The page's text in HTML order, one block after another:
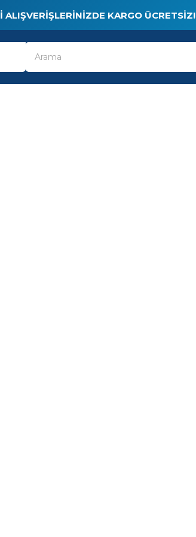
ALIŞVERIŞLERINIZDE KARGO ÜCRETSIZ!